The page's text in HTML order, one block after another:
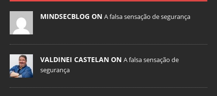
MINDSECBLOG ON A falsa sensação de segurança
VALDINEI CASTELAN ON A falsa sensação de
segurança